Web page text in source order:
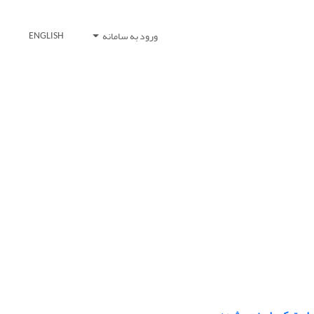
ورود به سامانه ENGLISH